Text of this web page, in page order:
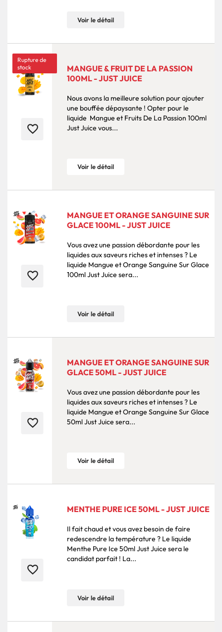
Voir le détail
Rupture de
stock
favorite_border
MANGUE & FRUIT DE LA PASSION
100ML - JUST JUICE
Nous avons la meilleure solution pour ajouter
une bouffée dépaysante ! Opter pour le
liquide Mangue et Fruits De La Passion 100ml
Just Juice vous...
Voir le détail
favorite_border
MANGUE ET ORANGE SANGUINE SUR
GLACE 100ML - JUST JUICE
Vous avez une passion débordante pour les
liquides aux saveurs riches et intenses ? Le
liquide Mangue et Orange Sanguine Sur Glace
100ml Just Juice sera...
Voir le détail
favorite_border
MANGUE ET ORANGE SANGUINE SUR
GLACE 50ML - JUST JUICE
Vous avez une passion débordante pour les
liquides aux saveurs riches et intenses ? Le
liquide Mangue et Orange Sanguine Sur Glace
50ml Just Juice sera...
Voir le détail
favorite_border
MENTHE PURE ICE 50ML - JUST JUICE
Il fait chaud et vous avez besoin de faire
redescendre la température ? Le liquide
Menthe Pure Ice 50ml Just Juice sera le
candidat parfait ! La...
Voir le détail